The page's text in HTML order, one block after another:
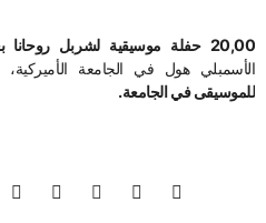
20,00 حفلة موسيقية لشربل روحانا بعنوان “وصفولي الصبر”
الأسمبلي هول في الجامعة الأميركية،
للموسيقى في الجامعة.